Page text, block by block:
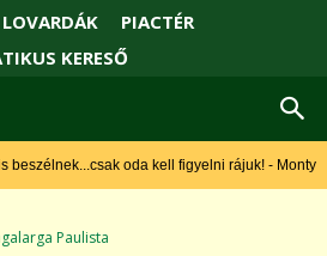
LOVARDÁK
PIACTÉR
KERESŐ
beszélnek...csak oda kell figyelni rájuk! - Monty
Paulista